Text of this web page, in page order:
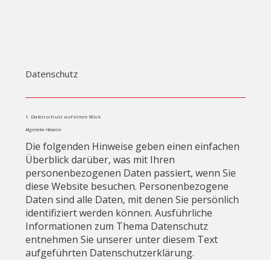
Datenschutz
1. Datenschutz auf einen Blick
Allgemeine Hinweise
Die folgenden Hinweise geben einen einfachen
Überblick darüber, was mit Ihren
personenbezogenen Daten passiert, wenn Sie
diese Website besuchen. Personenbezogene
Daten sind alle Daten, mit denen Sie persönlich
identifiziert werden können. Ausführliche
Informationen zum Thema Datenschutz
entnehmen Sie unserer unter diesem Text
aufgeführten Datenschutzerklärung.